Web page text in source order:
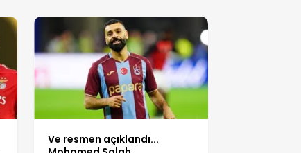
Ve resmen açıklandı...